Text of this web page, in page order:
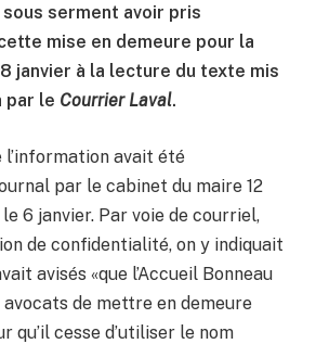
serment avoir pris
mise en demeure pour la
janvier à la lecture du texte mis
par le Courrier Laval.
l’information avait été
par le cabinet du maire 12
6 janvier. Par voie de courriel,
de confidentialité, on y indiquait
avisés «que l’Accueil Bonneau
de mettre en demeure
qu’il cesse d’utiliser le nom